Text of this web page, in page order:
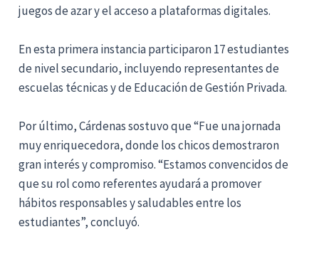
juegos de azar y el acceso a plataformas digitales.
En esta primera instancia participaron 17 estudiantes
de nivel secundario, incluyendo representantes de
escuelas técnicas y de Educación de Gestión Privada.
Por último, Cárdenas sostuvo que “Fue una jornada
muy enriquecedora, donde los chicos demostraron
gran interés y compromiso. “Estamos convencidos de
que su rol como referentes ayudará a promover
hábitos responsables y saludables entre los
estudiantes”, concluyó.